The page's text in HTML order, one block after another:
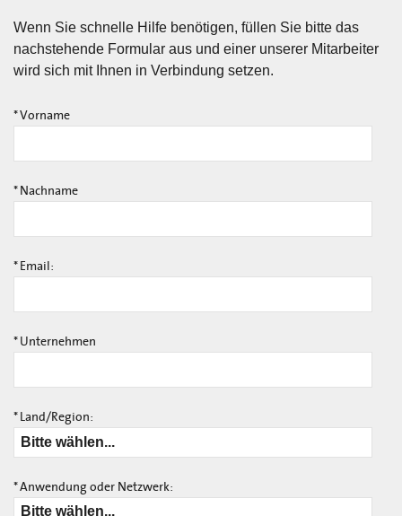
Wenn Sie schnelle Hilfe benötigen, füllen Sie bitte das
nachstehende Formular aus und einer unserer Mitarbeiter
wird sich mit Ihnen in Verbindung setzen.
*Vorname
*Nachname
*Email:
*Unternehmen
*Land/Region:
*Anwendung oder Netzwerk: